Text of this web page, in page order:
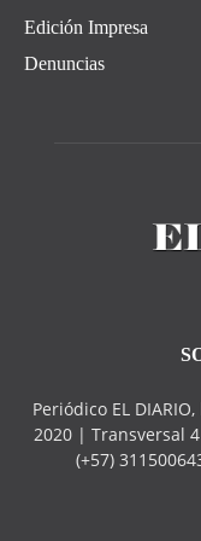
Edición Impresa
Denuncias
Periódico EL
2020 | Transversal
(+57)